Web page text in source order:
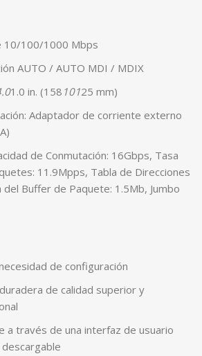
10/100/1000 Mbps
AUTO / AUTO MDI / MDIX
1.0 in. (158 10125 mm)
Adaptador de corriente externo
de Conmutación: 16Gbps, Tasa
11.9Mpps, Tabla de Direcciones
del Buffer de Paquete: 1.5Mb, Jumbo
de configuración
de calidad superior y
a través de una interfaz de usuario